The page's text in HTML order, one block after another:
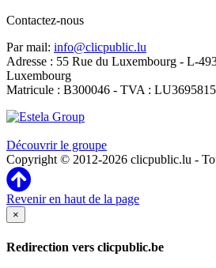
Contactez-nous
Par mail: info@clicpublic.lu
Adresse : 55 Rue du Luxembourg - L-
Luxembourg
Matricule : B300046 - TVA :
Découvrir le groupe
Copyright © 2012-2026 clicpublic.lu -
Revenir en haut de la page
×
Redirection vers clicpublic.be